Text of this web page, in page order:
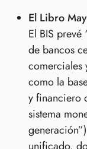
El Libro
El BIS prevé
de bancos
comerciales
como la
y financiero
sistema